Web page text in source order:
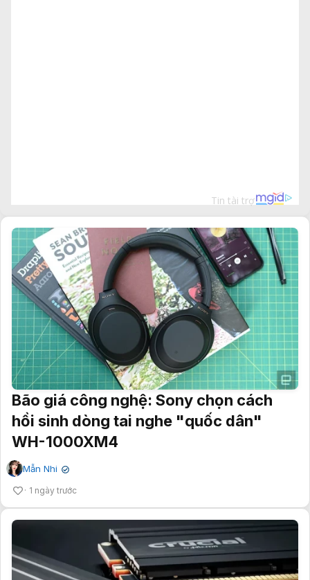
Bão giá công nghệ: Sony chọn cách
hồi sinh dòng tai nghe "quốc dân"
WH-1000XM4
Mẫn Nhi ✔
1 ngày trước